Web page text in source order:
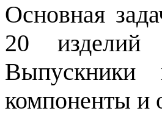
Основная
20 изделий
Выпускники
компоненты и